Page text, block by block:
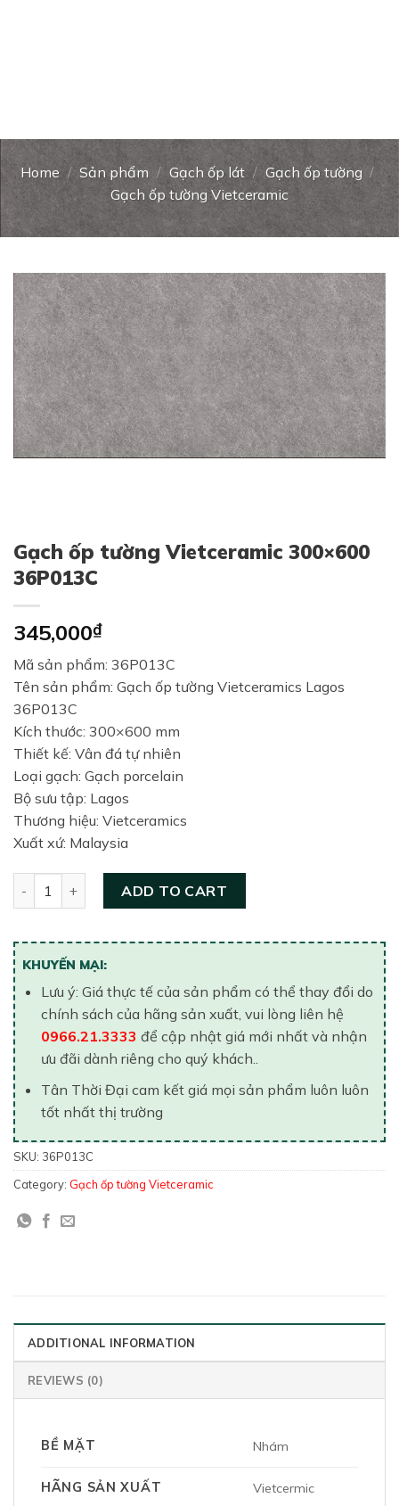
Home / Sản phẩm / Gạch ốp lát / Gạch ốp tường /
Gạch ốp tường Vietceramic
Gạch ốp tường Vietceramic 300×600
36P013C
345,000₫
Mã sản phẩm: 36P013C
Tên sản phẩm: Gạch ốp tường Vietceramics Lagos
36P013C
Kích thước: 300×600 mm
Thiết kế: Vân đá tự nhiên
Loại gạch: Gạch porcelain
Bộ sưu tập: Lagos
Thương hiệu: Vietceramics
Xuất xứ: Malaysia
ADD TO CART
KHUYẾN MẠI:
Lưu ý: Giá thực tế của sản phẩm có thể thay đổi do
chính sách của hãng sản xuất, vui lòng liên hệ
0966.21.3333 để cập nhật giá mới nhất và nhận
ưu đãi dành riêng cho quý khách..
Tân Thời Đại cam kết giá mọi sản phẩm luôn luôn
tốt nhất thị trường
SKU: 36P013C
Category: Gạch ốp tường Vietceramic
ADDITIONAL INFORMATION
REVIEWS (0)
BỀ MẶT Nhám
HÃNG SẢN XUẤT Vietcermic